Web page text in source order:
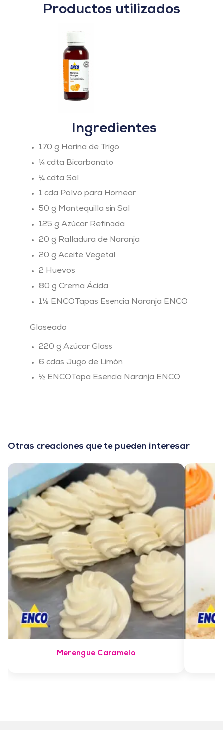
Productos utilizados
Ingredientes
170 g Harina de Trigo
¼ cdta Bicarbonato
¼ cdta Sal
1 cda Polvo para Hornear
50 g Mantequilla sin Sal
125 g Azúcar Refinada
20 g Ralladura de Naranja
20 g Aceite Vegetal
2 Huevos
80 g Crema Ácida
1½ ENCOTapas Esencia Naranja ENCO
Glaseado
220 g Azúcar Glass
6 cdas Jugo de Limón
½ ENCOTapa Esencia Naranja ENCO
Otras creaciones que te pueden interesar
Merengue Caramelo